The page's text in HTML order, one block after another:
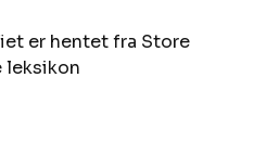
er hentet fra Store
leksikon